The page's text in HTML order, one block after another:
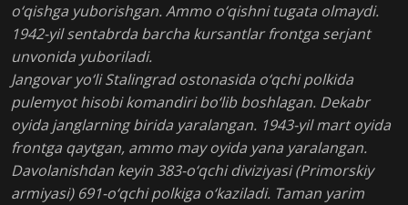
o‘qishga yuborishgan. Ammo o‘qishni tugata olmaydi.
1942-yil sentabrda barcha kursantlar frontga serjant
unvonida yuboriladi.
Jangovar yo‘li Stalingrad ostonasida o‘qchi polkida
pulemyot hisobi komandiri bo‘lib boshlagan. Dekabr
oyida janglarning birida yaralangan. 1943-yil mart oyida
frontga qaytgan, ammo may oyida yana yaralangan.
Davolanishdan keyin 383-o‘qchi diviziyasi (Primorskiy
armiyasi) 691-o‘qchi polkiga o‘kaziladi. Taman yarim